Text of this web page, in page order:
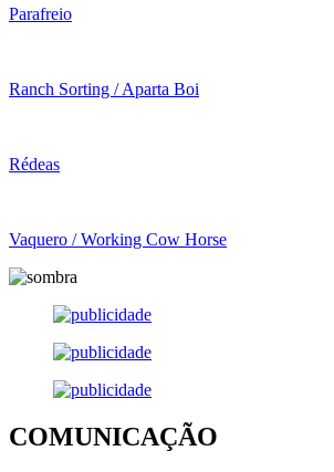
Parafreio
Ranch Sorting / Aparta Boi
Rédeas
Vaquero / Working Cow Horse
COMUNICAÇÃO